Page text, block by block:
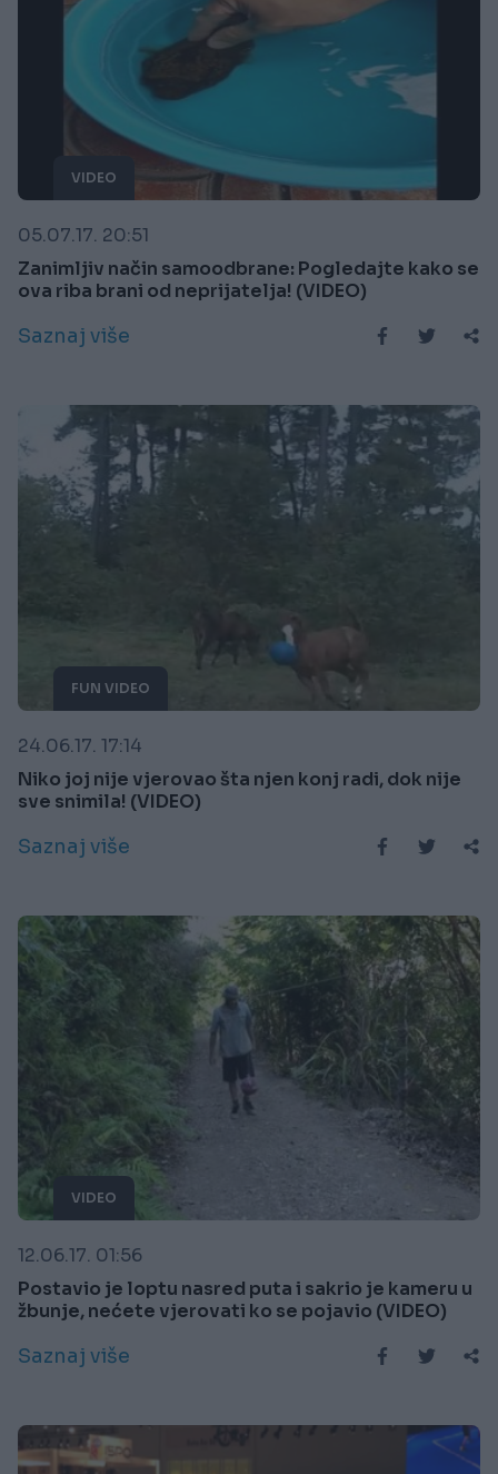
VIDEO
05.07.17. 20:51
Zanimljiv način samoodbrane: Pogledajte kako se
ova riba brani od neprijatelja! (VIDEO)
Saznaj više
FUN VIDEO
24.06.17. 17:14
Niko joj nije vjerovao šta njen konj radi, dok nije
sve snimila! (VIDEO)
Saznaj više
VIDEO
12.06.17. 01:56
Postavio je loptu nasred puta i sakrio je kameru u
žbunje, nećete vjerovati ko se pojavio (VIDEO)
Saznaj više